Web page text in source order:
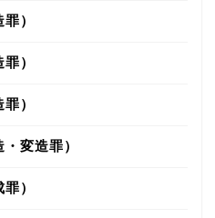
）
）
）
変造罪）
）